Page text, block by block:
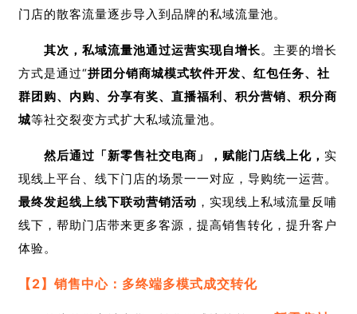
门店的散客流量逐步导入到品牌的私域流量池。
其次，私域流量池通过运营实现自增长。主要的增长
方式是通过“拼团分销商城模式软件开发、红包任务、社
群团购、内购、分享有奖、直播福利、积分营销、积分商
城等社交裂变方式扩大私域流量池。
然后通过「新零售社交电商」，赋能门店线上化， 实
现线上平台、线下门店的场景一一对应，导购统一运营。
最终发起线上线下联动营销活动 ，实现线上私域流量反哺
线下，帮助门店带来更多客源，提高销售转化，提升客户
体验。
【2】销售中心：多终端多模式成交转化